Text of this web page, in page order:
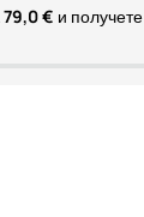
79,0 € и получете